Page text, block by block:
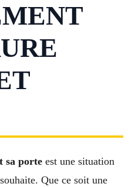
sa porte est une situation
Que ce soit une